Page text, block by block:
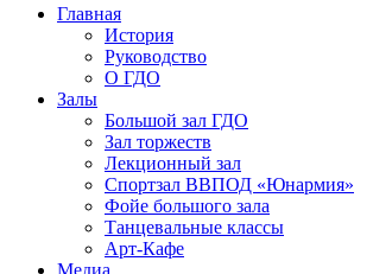
Главная
История
Руководство
О ГДО
Залы
Большой зал ГДО
Зал торжеств
Лекционный зал
Cпортзал ВВПОД «Юнармия»
Фойе большого зала
Танцевальные классы
Арт-Кафе
Медиа